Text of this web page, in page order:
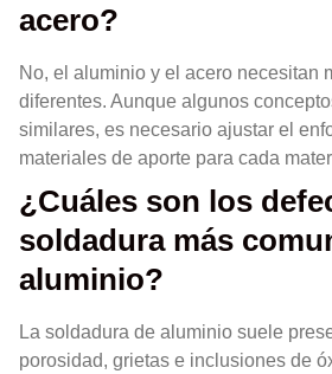
acero?
No, el aluminio y el acero necesitan
diferentes. Aunque algunos
similares, es necesario ajustar el
materiales de aporte para cada
¿Cuáles son los
soldadura más
aluminio?
La soldadura de aluminio suele
porosidad, grietas e inclusiones de